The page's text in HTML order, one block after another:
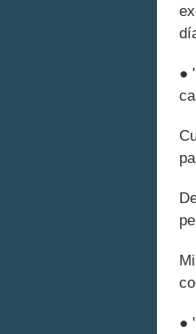
●
●